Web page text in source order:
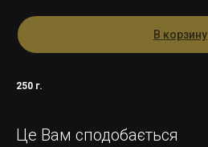
В корзину
250 г.
Це Вам сподобається